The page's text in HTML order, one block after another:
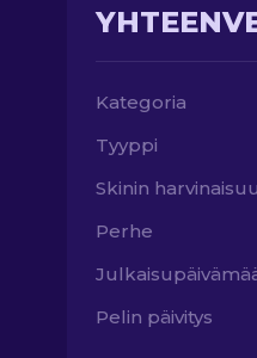
Kategoria
Tyyppi
Skinin
Perhe
Pelin päivitys